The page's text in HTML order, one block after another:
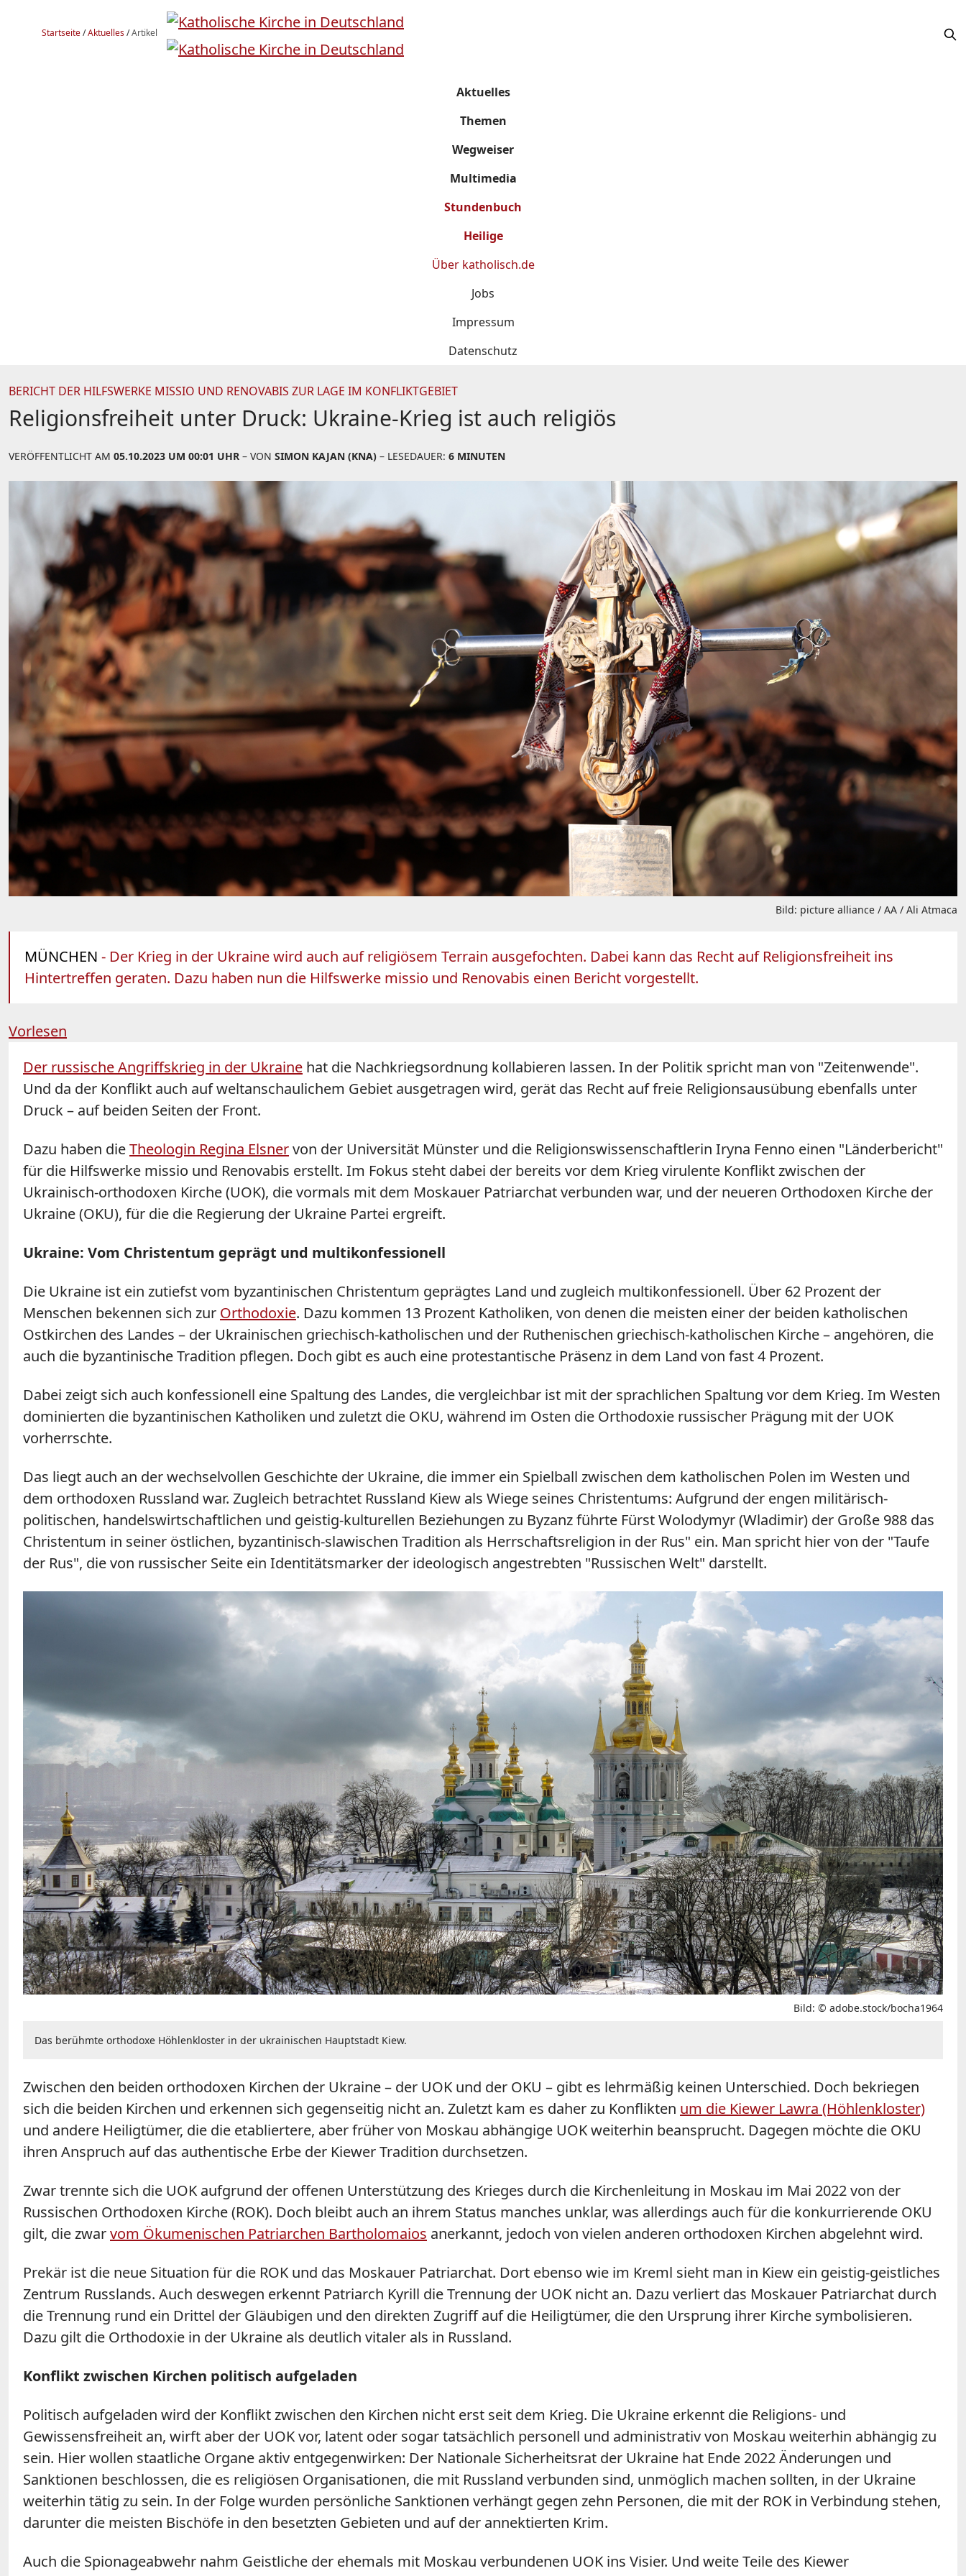
Startseite/Aktuelles/Artikel
Aktuelles
Themen
Wegweiser
Multimedia
Stundenbuch
Heilige
Über katholisch.de
Jobs
Impressum
Datenschutz
BERICHT DER HILFSWERKE MISSIO UND RENOVABIS ZUR LAGE IM KONFLIKTGEBIET
Religionsfreiheit unter Druck: Ukraine-Krieg ist auch religiös
VERÖFFENTLICHT AM 05.10.2023 UM 00:01 UHR – VON SIMON KAJAN (KNA) – LESEDAUER: 6 MINUTEN
Bild: picture alliance / AA / Ali Atmaca
MÜNCHEN - Der Krieg in der Ukraine wird auch auf religiösem Terrain ausgefochten. Dabei kann das Recht auf Religionsfreiheit ins
Hintertreffen geraten. Dazu haben nun die Hilfswerke missio und Renovabis einen Bericht vorgestellt.
Vorlesen
Der russische Angriffskrieg in der Ukraine hat die Nachkriegsordnung kollabieren lassen. In der Politik spricht man von "Zeitenwende".
Und da der Konflikt auch auf weltanschaulichem Gebiet ausgetragen wird, gerät das Recht auf freie Religionsausübung ebenfalls unter
Druck – auf beiden Seiten der Front.
Dazu haben dieTheologin Regina Elsnervon der Universität Münster und die Religionswissenschaftlerin Iryna Fenno einen "Länderbericht"
für die Hilfswerke missio und Renovabis erstellt. Im Fokus steht dabei der bereits vor dem Krieg virulente Konflikt zwischen der
Ukrainisch-orthodoxen Kirche (UOK), die vormals mit dem Moskauer Patriarchat verbunden war, und der neueren Orthodoxen Kirche der
Ukraine (OKU), für die die Regierung der Ukraine Partei ergreift.
Ukraine: Vom Christentum geprägt und multikonfessionell
Die Ukraine ist ein zutiefst vom byzantinischen Christentum geprägtes Land und zugleich multikonfessionell. Über 62 Prozent der
Menschen bekennen sich zur Orthodoxie. Dazu kommen 13 Prozent Katholiken, von denen die meisten einer der beiden katholischen
Ostkirchen des Landes – der Ukrainischen griechisch-katholischen und der Ruthenischen griechisch-katholischen Kirche – angehören, die
auch die byzantinische Tradition pflegen. Doch gibt es auch eine protestantische Präsenz in dem Land von fast 4 Prozent.
Dabei zeigt sich auch konfessionell eine Spaltung des Landes, die vergleichbar ist mit der sprachlichen Spaltung vor dem Krieg. Im Westen
dominierten die byzantinischen Katholiken und zuletzt die OKU, während im Osten die Orthodoxie russischer Prägung mit der UOK
vorherrschte.
Das liegt auch an der wechselvollen Geschichte der Ukraine, die immer ein Spielball zwischen dem katholischen Polen im Westen und
dem orthodoxen Russland war. Zugleich betrachtet Russland Kiew als Wiege seines Christentums: Aufgrund der engen militärisch-
politischen, handelswirtschaftlichen und geistig-kulturellen Beziehungen zu Byzanz führte Fürst Wolodymyr (Wladimir) der Große 988 das
Christentum in seiner östlichen, byzantinisch-slawischen Tradition als Herrschaftsreligion in der Rus" ein. Man spricht hier von der "Taufe
der Rus", die von russischer Seite ein Identitätsmarker der ideologisch angestrebten "Russischen Welt" darstellt.
Bild: © adobe.stock/bocha1964
Das berühmte orthodoxe Höhlenkloster in der ukrainischen Hauptstadt Kiew.
Zwischen den beiden orthodoxen Kirchen der Ukraine – der UOK und der OKU – gibt es lehrmäßig keinen Unterschied. Doch bekriegen
sich die beiden Kirchen und erkennen sich gegenseitig nicht an. Zuletzt kam es daher zu Konflikten um die Kiewer Lawra (Höhlenkloster)
und andere Heiligtümer, die die etabliertere, aber früher von Moskau abhängige UOK weiterhin beansprucht. Dagegen möchte die OKU
ihren Anspruch auf das authentische Erbe der Kiewer Tradition durchsetzen.
Zwar trennte sich die UOK aufgrund der offenen Unterstützung des Krieges durch die Kirchenleitung in Moskau im Mai 2022 von der
Russischen Orthodoxen Kirche (ROK). Doch bleibt auch an ihrem Status manches unklar, was allerdings auch für die konkurrierende OKU
gilt, die zwarvom Ökumenischen Patriarchen Bartholomaios anerkannt, jedoch von vielen anderen orthodoxen Kirchen abgelehnt wird.
Prekär ist die neue Situation für die ROK und das Moskauer Patriarchat. Dort ebenso wie im Kreml sieht man in Kiew ein geistig-geistliches
Zentrum Russlands. Auch deswegen erkennt Patriarch Kyrill die Trennung der UOK nicht an. Dazu verliert das Moskauer Patriarchat durch
die Trennung rund ein Drittel der Gläubigen und den direkten Zugriff auf die Heiligtümer, die den Ursprung ihrer Kirche symbolisieren.
Dazu gilt die Orthodoxie in der Ukraine als deutlich vitaler als in Russland.
Konflikt zwischen Kirchen politisch aufgeladen
Politisch aufgeladen wird der Konflikt zwischen den Kirchen nicht erst seit dem Krieg. Die Ukraine erkennt die Religions- und
Gewissensfreiheit an, wirft aber der UOK vor, latent oder sogar tatsächlich personell und administrativ von Moskau weiterhin abhängig zu
sein. Hier wollen staatliche Organe aktiv entgegenwirken: Der Nationale Sicherheitsrat der Ukraine hat Ende 2022 Änderungen und
Sanktionen beschlossen, die es religiösen Organisationen, die mit Russland verbunden sind, unmöglich machen sollten, in der Ukraine
weiterhin tätig zu sein. In der Folge wurden persönliche Sanktionen verhängt gegen zehn Personen, die mit der ROK in Verbindung stehen,
darunter die meisten Bischöfe in den besetzten Gebieten und auf der annektierten Krim.
Auch die Spionageabwehr nahm Geistliche der ehemals mit Moskau verbundenen UOK ins Visier. Und weite Teile des Kiewer